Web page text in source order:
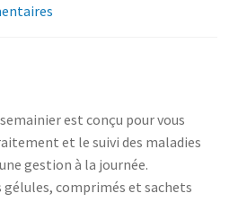
est conçu pour vous
et le suivi des maladies
gestion à la journée.
comprimés et sachets